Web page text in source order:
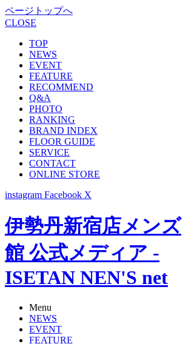
ページトップへ
CLOSE
TOP
NEWS
EVENT
FEATURE
RECOMMEND
Q&A
PHOTO
RANKING
BRAND INDEX
FLOOR GUIDE
SERVICE
CONTACT
ONLINE STORE
instagram Facebook X
伊勢丹新宿店メンズ
館 公式メディア -
ISETAN NEN'S net
Menu
NEWS
EVENT
FEATURE